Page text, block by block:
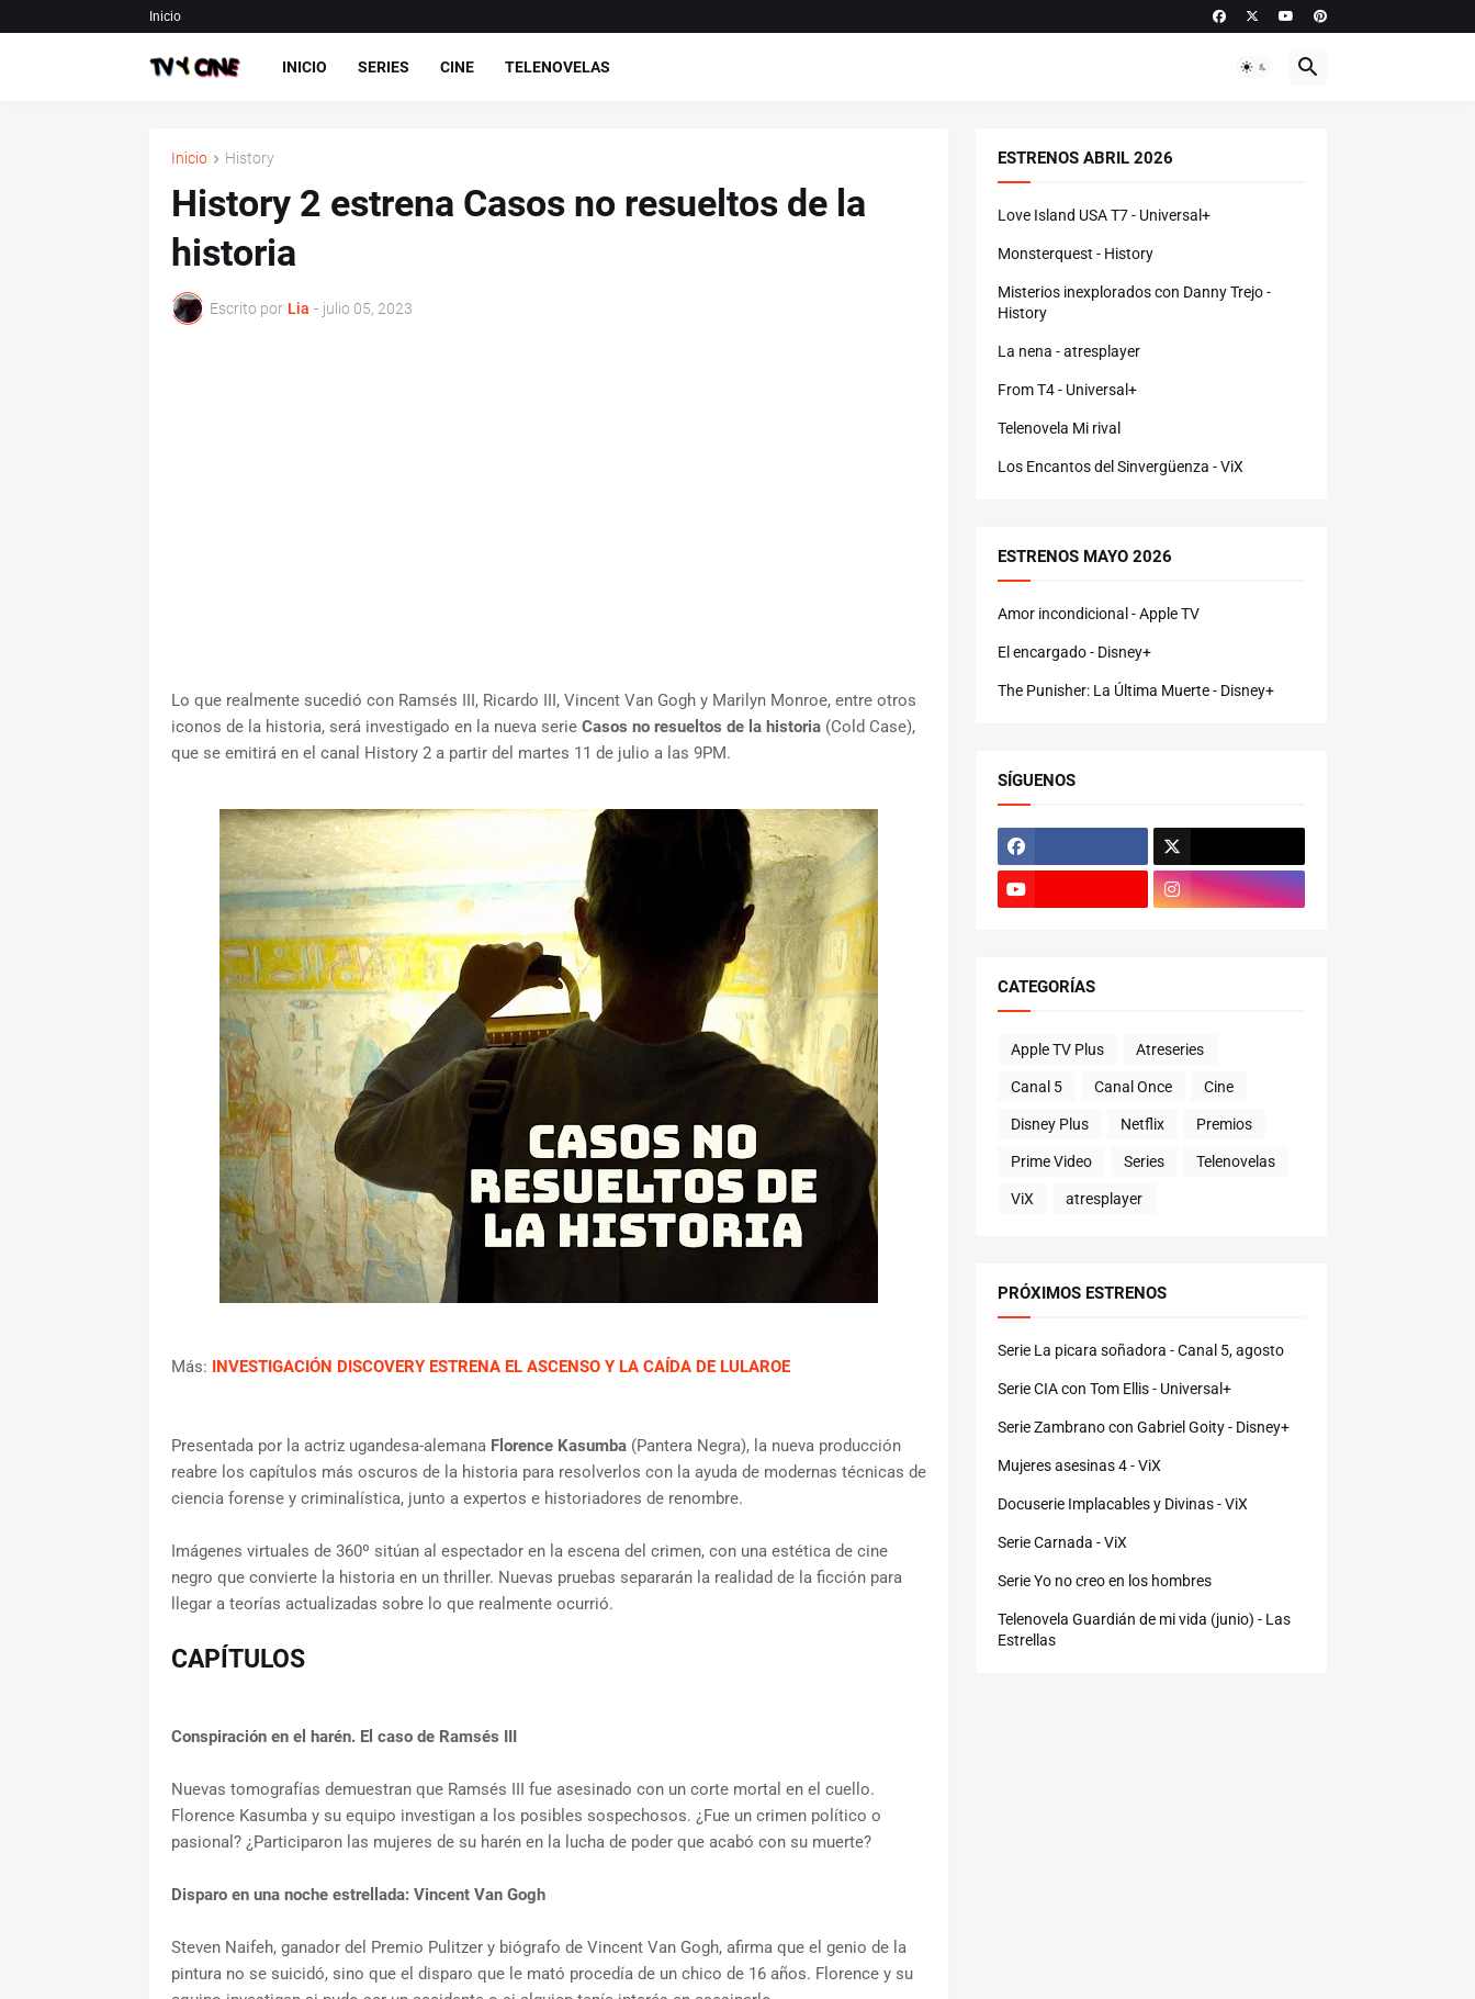
Inicio
INICIO SERIES CINE TELENOVELAS
Inicio History
History 2 estrena Casos no resueltos de la
historia
Escrito por Lia - julio 05, 2023
Lo que realmente sucedió con Ramsés III, Ricardo III, Vincent Van Gogh y Marilyn Monroe, entre otros
iconos de la historia, será investigado en la nueva serie Casos no resueltos de la historia(Cold Case),
que se emitirá en el canal History 2 a partir del martes 11 de julio a las 9PM.
Más: INVESTIGACIÓN DISCOVERY ESTRENA EL ASCENSO Y LA CAÍDA DE LULAROE
Presentada por la actriz ugandesa-alemana Florence Kasumba(Pantera Negra), la nueva producción
reabre los capítulos más oscuros de la historia para resolverlos con la ayuda de modernas técnicas de
ciencia forense y criminalística, junto a expertos e historiadores de renombre.
Imágenes virtuales de 360º sitúan al espectador en la escena del crimen, con una estética de cine
negro que convierte la historia en un thriller. Nuevas pruebas separarán la realidad de la ficción para
llegar a teorías actualizadas sobre lo que realmente ocurrió.
CAPÍTULOS
Conspiración en el harén. El caso de Ramsés III
Nuevas tomografías demuestran que Ramsés III fue asesinado con un corte mortal en el cuello.
Florence Kasumba y su equipo investigan a los posibles sospechosos. ¿Fue un crimen político o
pasional? ¿Participaron las mujeres de su harén en la lucha de poder que acabó con su muerte?
Disparo en una noche estrellada: Vincent Van Gogh
Steven Naifeh, ganador del Premio Pulitzer y biógrafo de Vincent Van Gogh, afirma que el genio de la
pintura no se suicidó, sino que el disparo que le mató procedía de un chico de 16 años. Florence y su
ESTRENOS ABRIL 2026
Love Island USA T7 - Universal+
Monsterquest - History
Misterios inexplorados con Danny Trejo -
History
La nena - atresplayer
From T4 - Universal+
Telenovela Mi rival
Los Encantos del Sinvergüenza - ViX
ESTRENOS MAYO 2026
Amor incondicional - Apple TV
El encargado - Disney+
The Punisher: La Última Muerte - Disney+
SÍGUENOS
CATEGORÍAS
Apple TV Plus Atreseries
Canal 5 Canal Once Cine
Disney Plus Netflix Premios
Prime Video Series Telenovelas
ViX atresplayer
PRÓXIMOS ESTRENOS
Serie La picara soñadora - Canal 5, agosto
Serie CIA con Tom Ellis - Universal+
Serie Zambrano con Gabriel Goity - Disney+
Mujeres asesinas 4 - ViX
Docuserie Implacables y Divinas - ViX
Serie Carnada - ViX
Serie Yo no creo en los hombres
Telenovela Guardián de mi vida (junio) - Las
Estrellas